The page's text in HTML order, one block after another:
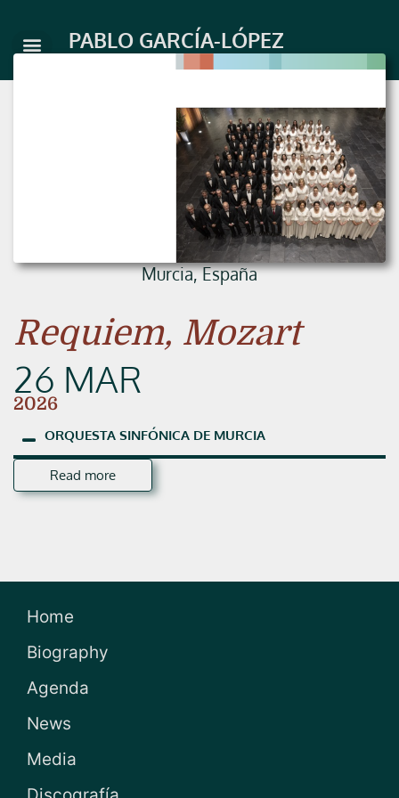
content
PABLO GARCÍA-LÓPEZ
Murcia, España
Requiem, Mozart
26 MAR
2026
ORQUESTA SINFÓNICA DE MURCIA
Read more
Home
Biography
Agenda
News
Media